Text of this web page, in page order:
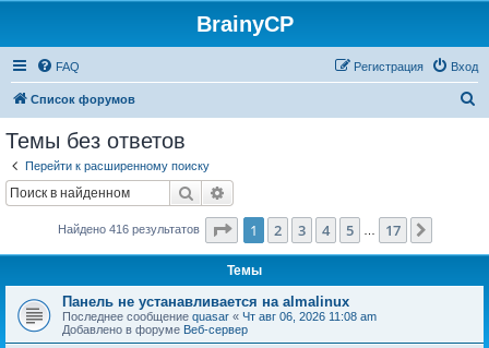
BrainyCP
FAQ Вход
Регистрация
Список форумов
Темы без ответов
Перейти к расширенному поиску
Поиск
Найдено 416 результатов Страница из 17
1 2 3 4 5 17
Темы
Панель не устанавливается на almalinux
Последнее сообщение quasar « Чт авг 06, 2026 11:08 am
Добавлено в форуме Веб-сервер